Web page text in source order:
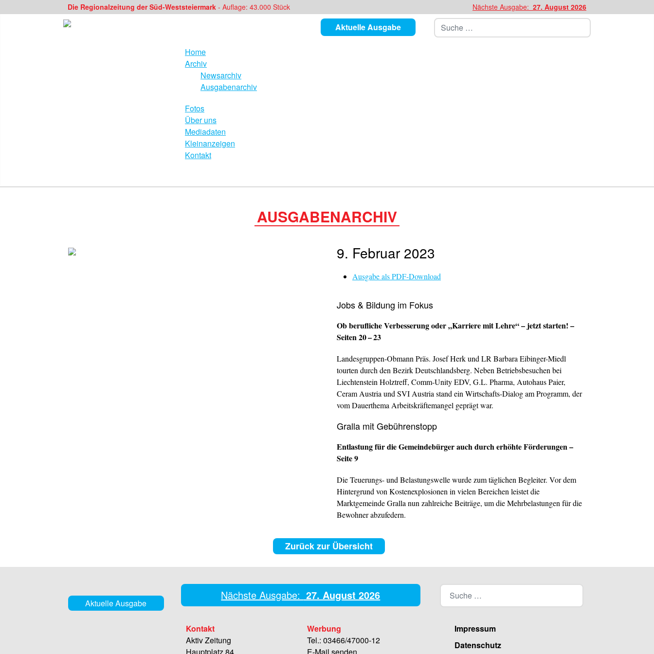
Die Regionalzeitung der Süd-Weststeiermark - Auflage: 43.000 Stück Nächste Ausgabe: 27. August 2026
Aktuelle Ausgabe Suchen
Home
Archiv
Newsarchiv
Ausgabenarchiv
Fotos
Über uns
Mediadaten
Kleinanzeigen
Kontakt
AUSGABENARCHIV
9. Februar 2023
Ausgabe als PDF-Download
Jobs & Bildung im Fokus
Ob berufliche Verbesserung oder „Karriere mit Lehre“ – jetzt starten! –
Seiten 20 – 23
Landesgruppen-Obmann Präs. Josef Herk und LR Barbara Eibinger-Miedl
tourten durch den Bezirk Deutschlandsberg. Neben Betriebsbesuchen bei
Liechtenstein Holztreff, Comm-Unity EDV, G.L. Pharma, Autohaus Paier,
Ceram Austria und SVI Austria stand ein Wirtschafts-Dialog am Programm, der
vom ­Dauerthema Arbeitskräftemangel geprägt war.
Gralla mit Gebührenstopp
Entlastung für die Gemeindebürger auch durch erhöhte Förderungen –
Seite 9
Die Teuerungs- und Belastungswelle wurde zum täglichen Begleiter. Vor dem
Hintergrund von Kostenexplosionen in vielen Bereichen leistet die
Marktgemeinde Gralla nun zahlreiche Beiträge, um die Mehrbelastungen für die
Bewohner abzufedern.
Zurück zur Übersicht
Aktuelle Ausgabe
Kontakt
Aktiv Zeitung
Werbung
Tel.: 03466/47000-12
Impressum
Datenschutz
Nächste Ausgabe: 27. August 2026